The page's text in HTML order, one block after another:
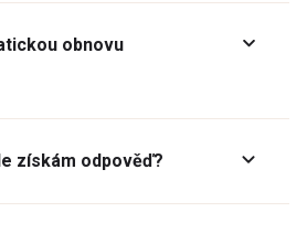
obnovu
získám odpověď?